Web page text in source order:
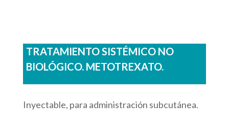
TRATAMIENTO SISTÉMICO NO
BIOLÓGICO. METOTREXATO.
Inyectable, para administración subcutánea.